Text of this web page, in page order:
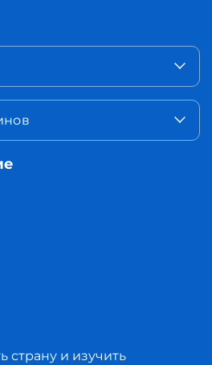
страну и изучить